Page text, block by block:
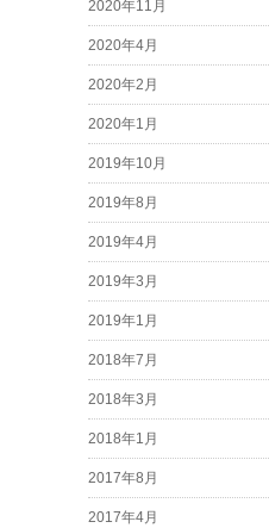
2020年11月
2020年4月
2020年2月
2020年1月
2019年10月
2019年8月
2019年4月
2019年3月
2019年1月
2018年7月
2018年3月
2018年1月
2017年8月
2017年4月